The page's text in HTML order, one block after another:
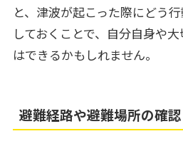
と、津波が起こった際にどう
しておくことで、自分自身や
はできるかもしれません。
避難経路や避難場所の確認